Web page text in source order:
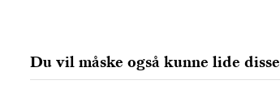
1160 Köpenhamn K, Denmark
city@stelling.dk
Du vil måske også kunne lide disse